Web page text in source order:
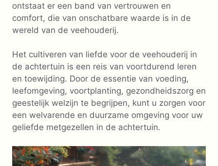
ontstaat er een band van vertrouwen en
comfort, die van onschatbare waarde is in de
wereld van de veehouderij.
Het cultiveren van liefde voor de veehouderij in
de achtertuin is een reis van voortdurend leren
en toewijding. Door de essentie van voeding,
leefomgeving, voortplanting, gezondheidszorg en
geestelijk welzijn te begrijpen, kunt u zorgen voor
een welvarende en duurzame omgeving voor uw
geliefde metgezellen in de achtertuin.